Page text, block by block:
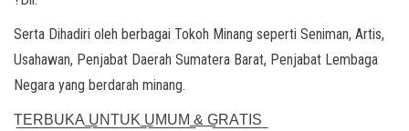
Serta Dihadiri oleh berbagai Tokoh Minang seperti Seniman, Artis,
Usahawan, Penjabat Daerah Sumatera Barat, Penjabat Lembaga
Negara yang berdarah minang.
T͟E͟R͟B͟U͟K͟A͟ ͟U͟N͟T͟U͟K͟ ͟U͟M͟U͟M͟ ͟&͟ ͟G͟R͟A͟T͟I͟S͟